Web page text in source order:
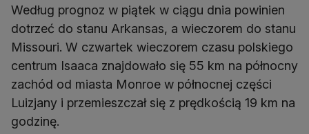
Według prognoz w piątek w ciągu dnia powinien
dotrzeć do stanu Arkansas, a wieczorem do stanu
Missouri. W czwartek wieczorem czasu polskiego
centrum Isaaca znajdowało się 55 km na północny
zachód od miasta Monroe w północnej części
Luizjany i przemieszczał się z prędkością 19 km na
godzinę.